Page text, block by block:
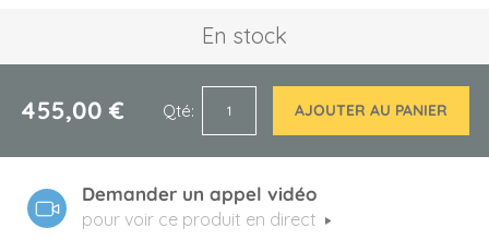
En stock
455,00 € Qté AJOUTER AU PANIER
Demander un appel vidéo
pour voir ce produit en direct
images
gallery